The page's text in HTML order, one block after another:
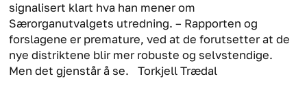
signalisert klart hva han mener om
Særorganutvalgets utredning. – Rapporten og
forslagene er premature, ved at de forutsetter at de
nye distriktene blir mer robuste og selvstendige.
Men det gjenstår å se.
Torkjell Trædal